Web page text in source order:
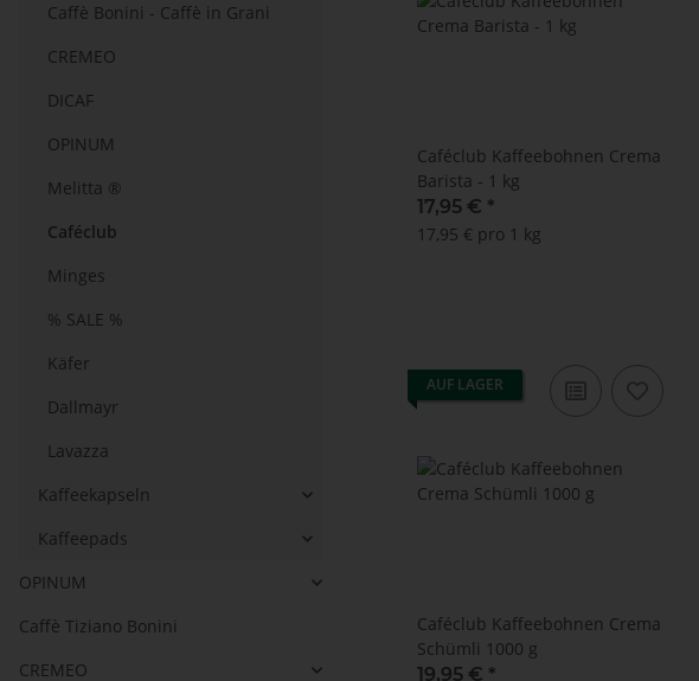
Caféclub Kaffeebohnen Crema
Barista - 1 kg
17,95 € *
17,95 € pro 1 kg
AUF LAGER
Caféclub Kaffeebohnen Crema
Schümli 1000 g
19,95 € *
Caffè Bonini - Caffè in Grani
CREMEO
DICAF
OPINUM
Melitta ®
Caféclub
Minges
% SALE %
Käfer
Dallmayr
Lavazza
Kaffeekapseln
Kaffeepads
OPINUM
Caffè Tiziano Bonini
CREMEO